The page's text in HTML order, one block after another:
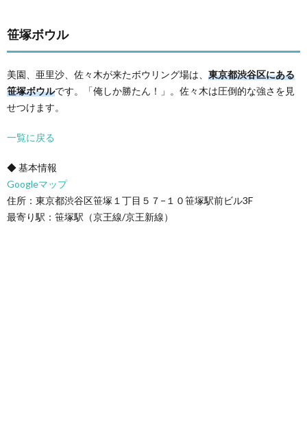
笹塚ボウル
美園、亜里沙、佐々木が来たボウリング場は、 東京都渋谷区にある
笹塚ボウルです。「俺しか勝たん！」。佐々木は圧倒的な強さを見
せつけます。
一覧に戻る
◆ 基本情報
Googleマップ
住所：東京都渋谷区笹塚１丁目５７−１０笹塚駅前ビル3F
最寄り駅：笹塚駅（京王線/京王新線）